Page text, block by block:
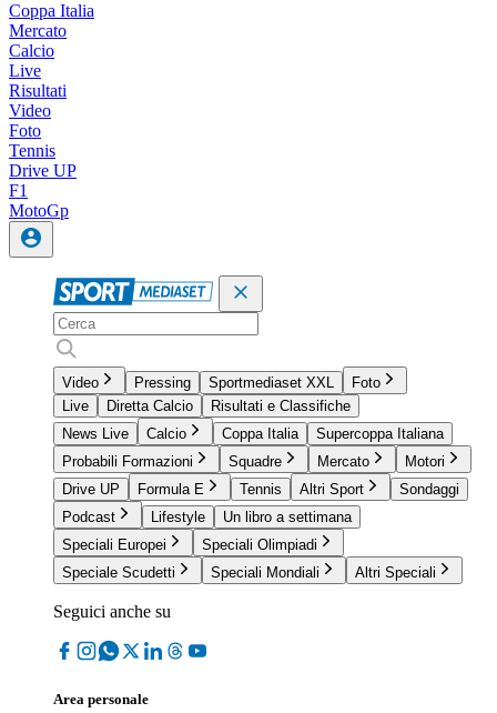
Coppa Italia
Mercato
Calcio
Live
Risultati
Video
Foto
Tennis
Drive UP
F1
MotoGp
Video Pressing Sportmediaset XXL
Foto
Live
Diretta Calcio
Risultati e Classifiche
News Live
Calcio Coppa Italia
Supercoppa Italiana
Probabili Formazioni
Squadre Mercato
Motori
Drive UP
Formula E Tennis Altri Sport
Sondaggi
Podcast
Lifestyle
Un libro a settimana
Speciali Europei
Speciali Olimpiadi
Speciale Scudetti
Speciali Mondiali Altri Speciali
Seguici anche su
Area personale